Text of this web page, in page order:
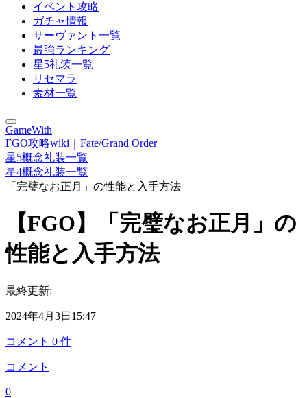
イベント攻略
ガチャ情報
サーヴァント一覧
最強ランキング
星5礼装一覧
リセマラ
素材一覧
GameWith
FGO攻略wiki｜Fate/Grand Order
星5概念礼装一覧
星4概念礼装一覧
「完璧なお正月」の性能と入手方法
【FGO】「完璧なお正月」の
性能と入手方法
最終更新:
2024年4月3日15:47
コメント 0 件
コメント
0